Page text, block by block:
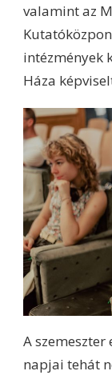
valamint az
intézmények
Háza
A
napjai tehát